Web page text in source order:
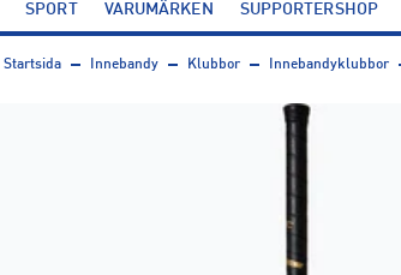
SPORT VARUMÄRKEN SUPPORTERSHOP
Startsida Innebandy Klubbor Innebandyklubbor